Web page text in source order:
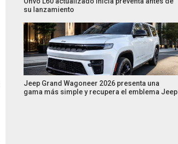
su lanzamiento
Jeep Grand Wagoneer 2026 presenta una
gama más simple y recupera el emblema Jeep